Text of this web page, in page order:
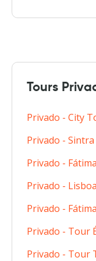
Tours
Privado - City
Privado - Sintra
Privado -
Privado -
Privado -
Privado - Tour
Privado - Tour